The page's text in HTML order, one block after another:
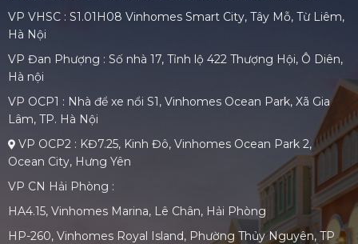
VP VHSC : S1.01H08 Vinhomes Smart City, Tây Mỗ, Từ Liêm,
Hà Nội
VP Đan Phượng : Số nhà 17, Tỉnh lộ 422 Thượng Hội, Ô Diên,
Hà nội
VP OCP1 : Nhà để xe nổi S1, Vinhomes Ocean Park, Xã Gia
Lâm, TP. Hà Nội
VP OCP2 : KĐ7.25, Kinh Đô, Vinhomes Ocean Park 2,
Ocean City, Hưng Yên
VP CN Hải Phòng :
HA4.15, Vinhomes Marina, Lê Chân, Hải Phòng
HP-260, Vinhomes Royal Island, Phường Thủy Nguyên, TP